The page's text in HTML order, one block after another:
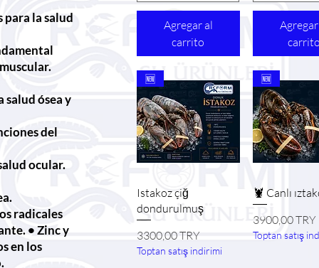
la salud
ósea y
del
ocular.
radicales
• Zinc y
en los
Agregar al
carrito
carrito
Vista rápida
🆕
Istakoz çiğ
dondurulmuş
Precio
3300,00 TRY
Toptan satış indirimi
Vista
🆕
🦞 Canlı
Precio
3900,00 TRY
Toptan satış